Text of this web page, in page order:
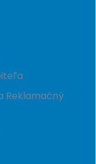
Reklamačný